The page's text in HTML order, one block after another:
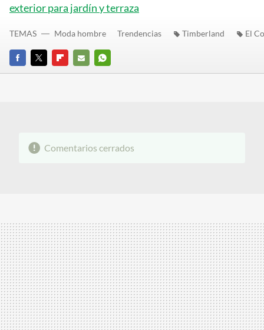
exterior para jardín y terraza
FACEBOOK
TWITTERFLIPBOARD
E-
WHATSAPP
TEMAS Moda hombre Trendencias Timberland El
Comentarios cerrados